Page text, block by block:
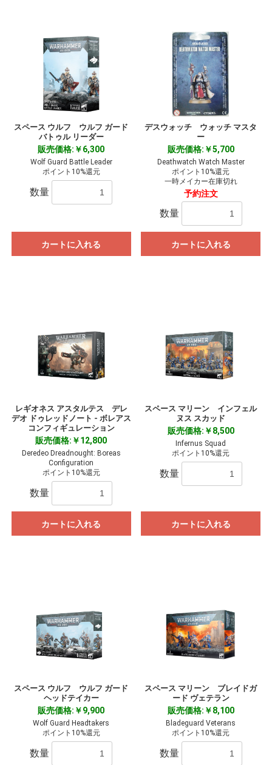
スペース ウルフ ウルフ ガード
バトゥル リーダー
販売価格:￥6,300
Wolf Guard Battle Leader
ポイント10%還元
数量
カートに入れる
デスウォッチ ウォッチ マスタ
ー
販売価格:￥5,700
Deathwatch Watch Master
ポイント10%還元
一時メイカー在庫切れ
予約注文
数量
カートに入れる
レギオネス アスタルテス デレ
デオ ドゥレッドノート - ボレアス
コンフィギュレーション
販売価格:￥12,800
Deredeo Dreadnought: Boreas
Configuration
ポイント10%還元
数量
カートに入れる
スペース マリーン インフェル
ヌス スカッド
販売価格:￥8,500
Infernus Squad
ポイント10%還元
数量
カートに入れる
スペース ウルフ ウルフ ガード
ヘッドテイカー
販売価格:￥9,900
Wolf Guard Headtakers
ポイント10%還元
数量
スペース マリーン ブレイドガ
ード ヴェテラン
販売価格:￥8,100
Bladeguard Veterans
ポイント10%還元
数量